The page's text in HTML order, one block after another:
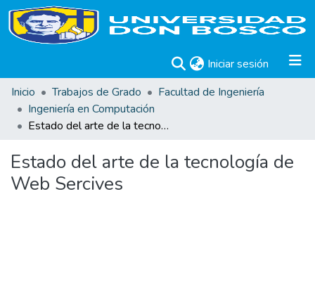
Iniciar sesión (current)
Inicio
Trabajos de Grado
Facultad de Ingeniería
Ingeniería en Computación
Estado del arte de la tecnología de Web Sercives
Estado del arte de la tecnología de
Web Sercives